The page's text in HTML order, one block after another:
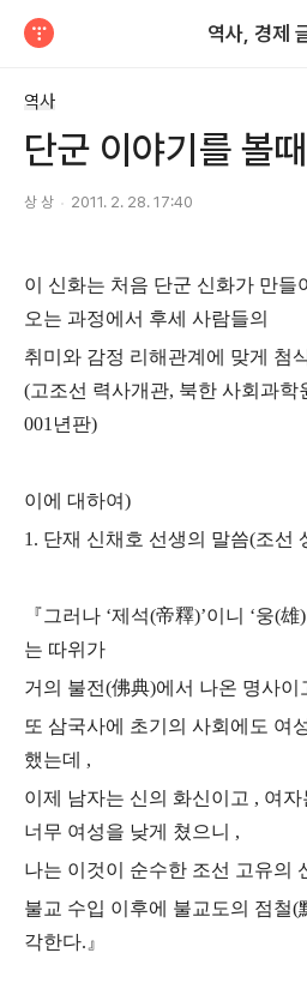
역사, 경제
역사
단군 이야기를 볼
상 상 2011. 2. 28. 17:40
이 신화는 처음 단군 신화가 만들
오는 과정에서 후세 사람들의
취미와 감정 리해관계에 맞게 첨
(고조선 력사개관, 북한 사회과학
001년판)
이에 대하여)
1. 단재 신채호 선생의 말씀(조선
『그러나 ‘제석(帝釋)’이니 ‘웅(
는 따위가
거의 불전(佛典)에서 나온 명사이
또 삼국사에 초기의 사회에도 여
했는데 ,
이제 남자는 신의 화신이고 , 여
너무 여성을 낮게 쳤으니 ,
나는 이것이 순수한 조선 고유의
불교 수입 이후에 불교도의 점철(
각한다.』